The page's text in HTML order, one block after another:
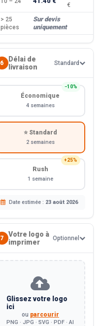
€
> 25
pièces
Sur devis
uniquement
6
Délai de
livraison
Standard
−10%
Économique
4 semaines
⭐ Standard
2 semaines
+25%
Rush
1 semaine
Date estimée : 23 août 2026
7
Votre logo à
imprimer
Optionnel
Glissez votre logo
ici
ou parcourir
PNG · JPG · SVG · PDF · AI